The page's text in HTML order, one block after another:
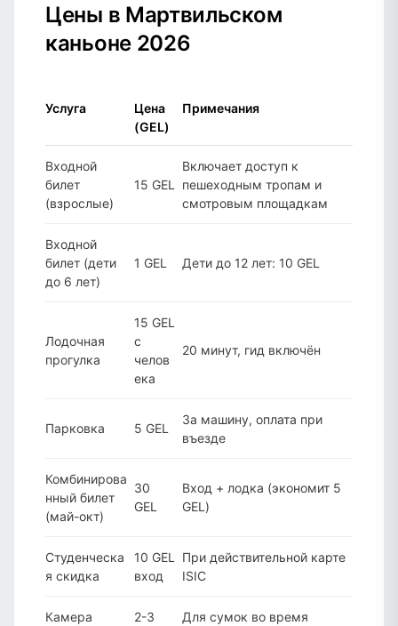
Цены в Мартвильском
каньоне 2026
Услуга
Цена
(GEL)
Примечания
Входной
билет
(взрослые)
15 GEL
Включает доступ к
пешеходным тропам и
смотровым площадкам
Входной
билет (дети
до 6 лет)
1 GEL Дети до 12 лет: 10 GEL
Лодочная
прогулка
15 GEL
с
челов
ека
20 минут, гид включён
Парковка 5 GEL
За машину, оплата при
въезде
Комбинирова
нный билет
(май-окт)
30
GEL
Вход + лодка (экономит 5
GEL)
Студенческа
я скидка
10 GEL
вход
При действительной карте
ISIC
Камера
2-3
Для сумок во время